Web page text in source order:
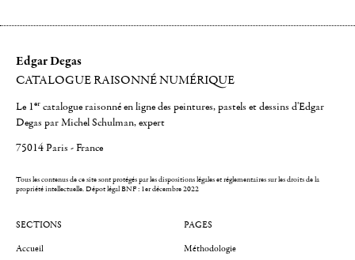
Edgar Degas
CATALOGUE RAISONNÉ NUMÉRIQUE
Le 1er catalogue raisonné en ligne des peintures, pastels et dessins d'Edgar
Degas par Michel Schulman, expert
75014 Paris - France
Tous les contenus de ce site sont protégés par les dispositions légales et réglementaires sur les droits de la
propriété intellectuelle.Dépot légal BNF : 1er décembre 2022
SECTIONS
Accueil
PAGES
Méthodologie